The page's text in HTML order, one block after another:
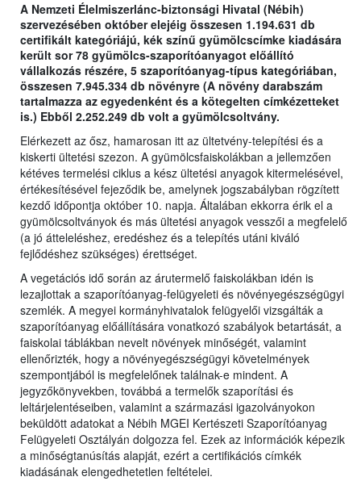
A Nemzeti Élelmiszerlánc-biztonsági Hivatal (Nébih)
szervezésében október elejéig összesen 1.194.631 db
certifikált kategóriájú, kék színű gyümölcscímke kiadására
került sor 78 gyümölcs-szaporítóanyagot előállító
vállalkozás részére, 5 szaporítóanyag-típus kategóriában,
összesen 7.945.334 db növényre (A növény darabszám
tartalmazza az egyedenként és a kötegelten címkézetteket
is.) Ebből 2.252.249 db volt a gyümölcsoltvány.
Elérkezett az ősz, hamarosan itt az ültetvény-telepítési és a
kiskerti ültetési szezon. A gyümölcsfaiskolákban a jellemzően
kétéves termelési ciklus a kész ültetési anyagok kitermelésével,
értékesítésével fejeződik be, amelynek jogszabályban rögzített
kezdő időpontja október 10. napja. Általában ekkorra érik el a
gyümölcsoltványok és más ültetési anyagok vesszői a megfelelő
(a jó átteleléshez, eredéshez és a telepítés utáni kiváló
fejlődéshez szükséges) érettséget.
A vegetációs idő során az árutermelő faiskolákban idén is
lezajlottak a szaporítóanyag-felügyeleti és növényegészségügyi
szemlék. A megyei kormányhivatalok felügyelői vizsgálták a
szaporítóanyag előállítására vonatkozó szabályok betartását, a
faiskolai táblákban nevelt növények minőségét, valamint
ellenőrizték, hogy a növényegészségügyi követelmények
szempontjából is megfelelőnek találnak-e mindent. A
jegyzőkönyvekben, továbbá a termelők szaporítási és
leltárjelentéseiben, valamint a származási igazolványokon
beküldött adatokat a Nébih MGEI Kertészeti Szaporítóanyag
Felügyeleti Osztályán dolgozza fel. Ezek az információk képezik
a minőségtanúsítás alapját, ezért a certifikációs címkék
kiadásának elengedhetetlen feltételei.